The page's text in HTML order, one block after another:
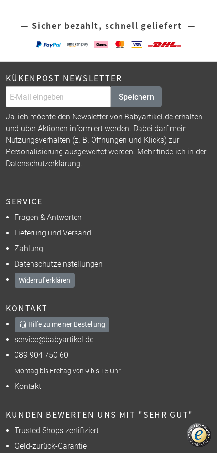
— Sicher bezahlt, schnell geliefert —
KÜKENPOST NEWSLETTER
Speichern
Ja, ich möchte den Newsletter von Babyartikel.de erhalten
und über Aktionen informiert werden. Dabei darf mein
Nutzungsverhalten (z. B. Öffnungen und Klicks) zur
Personalisierung ausgewertet werden. Mehr finde ich in der
Datenschutzerklärung.
SERVICE
Fragen & Antworten
Lieferung und Versand
Zahlung
Datenschutzeinstellungen
Widerruf erklären
KONTAKT
Hilfe zu meiner Bestellung
service@babyartikel.de
089 904 750 60
Montag bis Freitag von 9 bis 15 Uhr
Kontakt
KUNDEN BEWERTEN UNS MIT "SEHR GUT"
Trusted Shops zertifiziert
Geld-zurück-Garantie